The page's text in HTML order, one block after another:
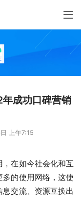
成功口碑营销
上午7:15
在如今社会化和互
的使用网络，这使
交流、资源互换出